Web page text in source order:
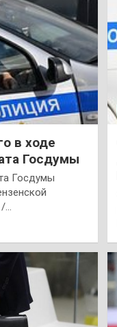
в ходе
Госдумы
Госдумы
/…